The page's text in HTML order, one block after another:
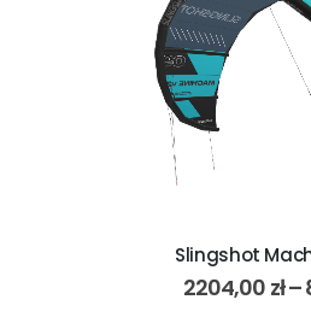
Slingshot
2204,00 zł–